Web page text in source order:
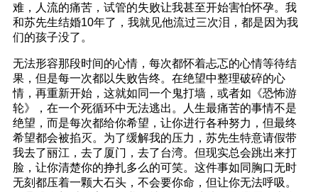
难，人流的痛苦，试管的失败让我甚至开始害怕怀孕。我
和苏先生结婚10年了，我就见他流过三次泪，都是因为我
们的孩子没了。
无法形容那段时间的心情，每次都怀着忐忑的心情等待结
果，但是每一次都以失败告终。在绝望中整理破碎的心
情，再重新开始，这就如同一个鬼打墙，或者如《恐怖游
轮》，在一个死循环中无法逃出。人生最痛苦的事情不是
绝望，而是每次都给你希望，让你进行各种努力，但最终
希望都会被掐灭。为了缓解我的压力，苏先生特意请假带
我去了丽江，去了厦门，去了台湾。但现实总会跳出来打
脸，让你清楚你的挣扎多么的可笑。这件事如同胸口无时
无刻都压着一颗大石头，不会要你命，但让你无法呼吸。